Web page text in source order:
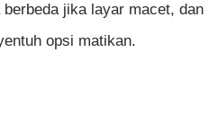
jika layar macet, dan
opsi matikan.